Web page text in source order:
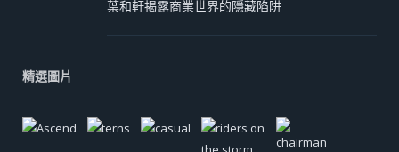
葉和軒揭露商業世界的隱藏陷阱
精選圖片